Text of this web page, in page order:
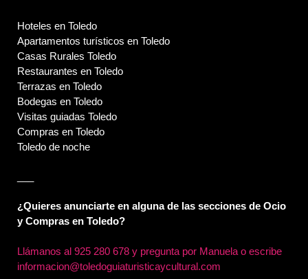
Hoteles en Toledo
Apartamentos turísticos en Toledo
Casas Rurales Toledo
Restaurantes en Toledo
Terrazas en Toledo
Bodegas en Toledo
Visitas guiadas Toledo
Compras en Toledo
Toledo de noche
¿Quieres anunciarte en alguna de las secciones de Ocio
y Compras en Toledo?
Llámanos al925 280 678 y pregunta por Manuela o escribe
informacion@toledoguiaturisticaycultural.com